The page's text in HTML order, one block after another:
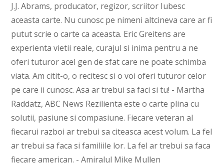
J.J. Abrams, producator, regizor, scriitor Iubesc
aceasta carte. Nu cunosc pe nimeni altcineva care ar fi
putut scrie o carte ca aceasta. Eric Greitens are
experienta vietii reale, curajul si inima pentru a ne
oferi tuturor acel gen de sfat care ne poate schimba
viata. Am citit-o, o recitesc si o voi oferi tuturor celor
pe care ii cunosc. Asa ar trebui sa faci si tu! - Martha
Raddatz, ABC News Rezilienta este o carte plina cu
solutii, pasiune si compasiune. Fiecare veteran al
fiecarui razboi ar trebui sa citeasca acest volum. La fel
ar trebui sa faca si familiile lor. La fel ar trebui sa faca
fiecare american. - Amiralul Mike Mullen